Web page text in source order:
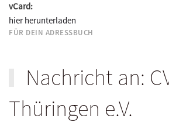
vCard:
hier herunterladen
FÜR DEIN ADRESSBUCH
Nachricht an:
Thüringen e.V.